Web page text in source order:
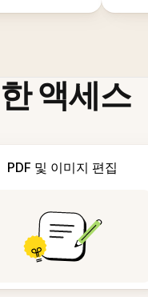
액세스
PDF 및 이미지 편집